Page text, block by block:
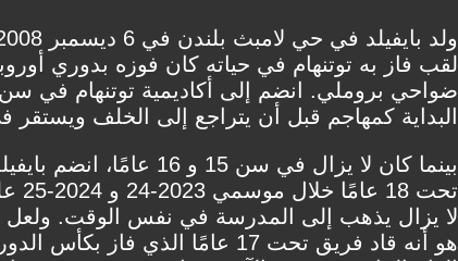
ضواحي بروملي. انضم إلى أكاديمية توتنهام في
البداية كمهاجم قبل أن يتراجع إلى الخلف
بينما كان لا يزال في سن 15 و
لا يزال يذهب إلى المدرسة في نفس الوقت. ولعل
هو أنه قاد فريق تحت 17 عامًا الذي فاز